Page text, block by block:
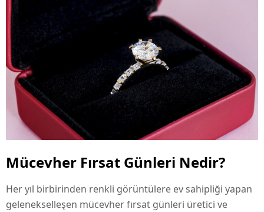
Mücevher Fırsat Günleri Nedir?
Her yıl birbirinden renkli görüntülere ev sahipliği yapan
gelenekselleşen mücevher fırsat günleri üretici ve